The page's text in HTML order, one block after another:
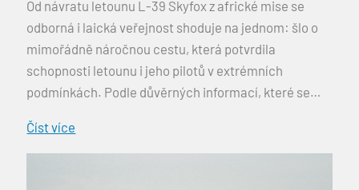
Od návratu letounu L-39 Skyfox z africké mise se
odborná i laická veřejnost shoduje na jednom: šlo o
mimořádně náročnou cestu, která potvrdila
schopnosti letounu i jeho pilotů v extrémních
podmínkách. Podle důvěrných informací, které se
Vodochody, však měla celá mise ještě jeden, dosud
Číst více